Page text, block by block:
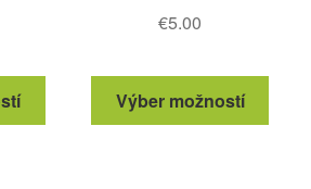
€5.00
Výber možností